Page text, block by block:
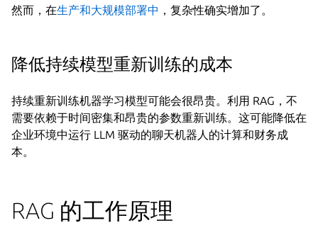
然而，在生产和大规模部署中 ，复杂性确实增加了。
降低持续模型重新训练的成本
持续重新训练机器学习模型可能会很昂贵。利用 RAG，不
需要依赖于时间密集和昂贵的参数重新训练。这可能降低在
企业环境中运行 LLM 驱动的聊天机器人的计算和财务成
本。
RAG 的工作原理